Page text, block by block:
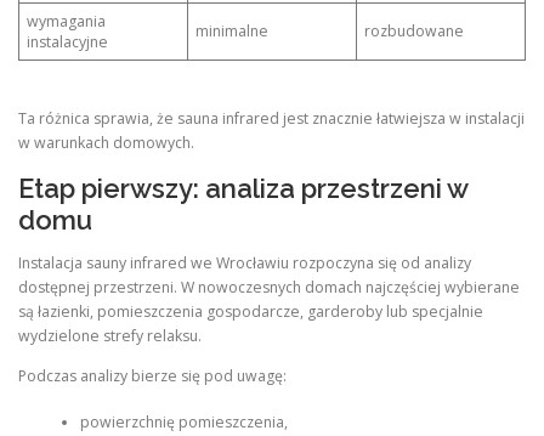
wymagania
instalacyjne
minimalne rozbudowane
Ta różnica sprawia, że sauna infrared jest znacznie łatwiejsza w instalacji
w warunkach domowych.
Etap pierwszy: analiza przestrzeni w
domu
Instalacja sauny infrared we Wrocławiu rozpoczyna się od analizy
dostępnej przestrzeni. W nowoczesnych domach najczęściej wybierane
są łazienki, pomieszczenia gospodarcze, garderoby lub specjalnie
wydzielone strefy relaksu.
Podczas analizy bierze się pod uwagę:
powierzchnię pomieszczenia,